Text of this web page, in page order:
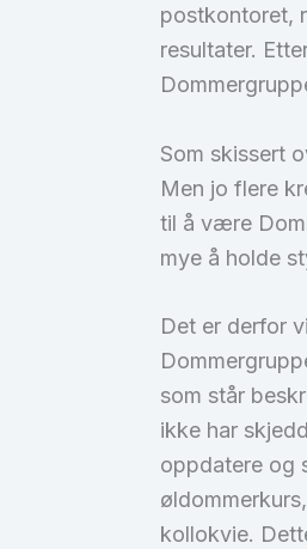
postkontoret,
resultater.
Som skissert
Men jo flere
til å være
mye å holde
Det er derfor
som står
ikke har
oppdatere og
kollokvie.